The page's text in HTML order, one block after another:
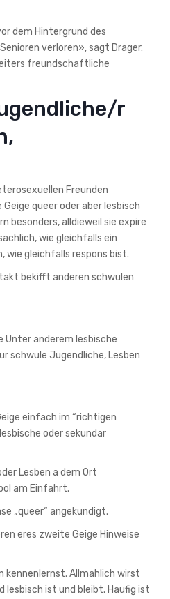
dem Hintergrund des
verloren», sagt Drager.
freundschaftliche
r
Freunden
queer oder aber lesbisch
besonders, alldieweil sie expire
wie gleichfalls ein
wie gleichfalls respons bist.
bekifft anderen schwulen
Unter anderem lesbische
schwule Jugendliche, Lesben
einfach im “richtigen
oder sekundar
Lesben a dem Ort
am Einfahrt.
„queer“ angekundigt.
eres zweite Geige Hinweise
kennenlernst. Allmahlich wirst
lesbisch ist und bleibt. Haufig ist